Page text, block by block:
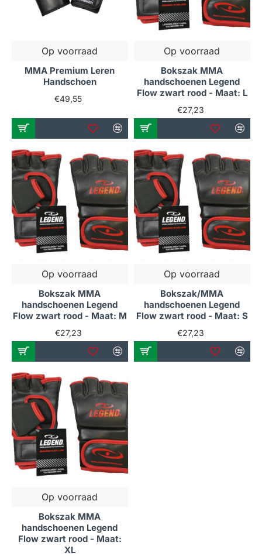
Op voorraad
MMA Premium Leren
Handschoen
€49,55
Op voorraad
Bokszak MMA
handschoenen Legend
Flow zwart rood - Maat: L
€27,23
Op voorraad
Bokszak MMA
handschoenen Legend
Flow zwart rood - Maat: M
€27,23
Op voorraad
Bokszak/MMA
handschoenen Legend
Flow zwart rood - Maat: S
€27,23
Op voorraad
Bokszak MMA
handschoenen Legend
Flow zwart rood - Maat:
XL